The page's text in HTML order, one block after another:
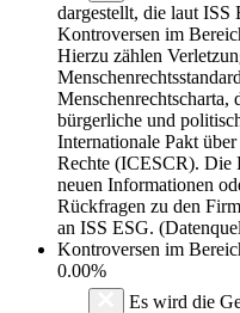
dargestellt, die laut ISS
Kontroversen im
Hierzu zählen
Menschenrechtscharta,
bürgerliche und
Internationale Pakt
Rechte (ICESCR). Die
neuen Informationen
Rückfragen zu den
an ISS ESG.
Kontroversen im
0.00%
Es wird die